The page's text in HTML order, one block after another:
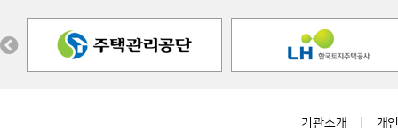
기관소개
개